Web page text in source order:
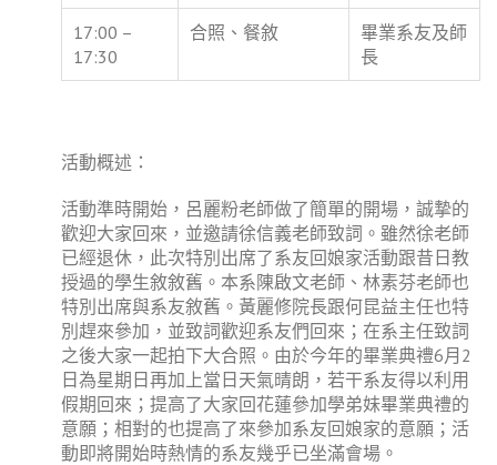
17:00 –
17:30
合照、餐敘
畢業系友及師
長
活動概述：
活動準時開始，呂麗粉老師做了簡單的開場，誠摯的
歡迎大家回來，並邀請徐信義老師致詞。雖然徐老師
已經退休，此次特別出席了系友回娘家活動跟昔日教
授過的學生敘敘舊。本系陳啟文老師、林素芬老師也
特別出席與系友敘舊。黃麗修院長跟何昆益主任也特
別趕來參加，並致詞歡迎系友們回來；在系主任致詞
之後大家一起拍下大合照。由於今年的畢業典禮6月2
日為星期日再加上當日天氣晴朗，若干系友得以利用
假期回來；提高了大家回花蓮參加學弟妹畢業典禮的
意願；相對的也提高了來參加系友回娘家的意願；活
動即將開始時熱情的系友幾乎已坐滿會場。